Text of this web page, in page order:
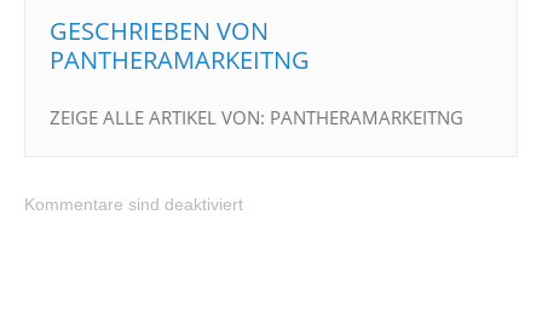
GESCHRIEBEN VON
PANTHERAMARKEITNG
ZEIGE ALLE ARTIKEL VON: PANTHERAMARKEITNG
Kommentare sind deaktiviert